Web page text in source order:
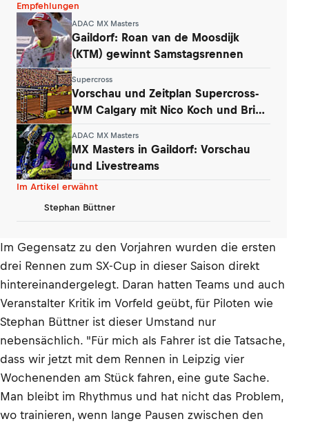
Empfehlungen
ADAC MX Masters
Gaildorf: Roan van de Moosdijk
(KTM) gewinnt Samstagsrennen
Supercross
Vorschau und Zeitplan Supercross-
WM Calgary mit Nico Koch und Brian
ADAC MX Masters
MX Masters in Gaildorf: Vorschau
und Livestreams
Im Artikel erwähnt
Stephan Büttner
Im Gegensatz zu den Vorjahren wurden die ersten
drei Rennen zum SX-Cup in dieser Saison direkt
hintereinandergelegt. Daran hatten Teams und auch
Veranstalter Kritik im Vorfeld geübt, für Piloten wie
Stephan Büttner ist dieser Umstand nur
nebensächlich. "Für mich als Fahrer ist die Tatsache,
dass wir jetzt mit dem Rennen in Leipzig vier
Wochenenden am Stück fahren, eine gute Sache.
Man bleibt im Rhythmus und hat nicht das Problem,
wo trainieren, wenn lange Pausen zwischen den